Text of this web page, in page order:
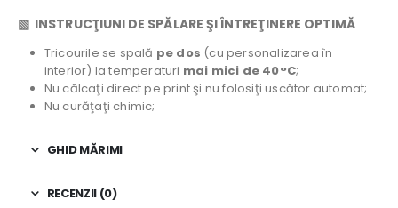
▧ INSTRUCŢIUNI DE SPĂLARE ŞI ÎNTREŢINERE OPTIMĂ
Tricourile se spală pe dos (cu personalizarea în
interior) la temperaturi mai mici de 40°C;
Nu călcaţi direct pe print şi nu folosiţi uscător automat;
Nu curăţaţi chimic;
GHID MĂRIMI
RECENZII (0)